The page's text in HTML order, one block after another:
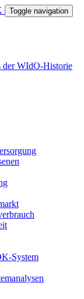
Toggle navigation
der WIdO-Historie
System